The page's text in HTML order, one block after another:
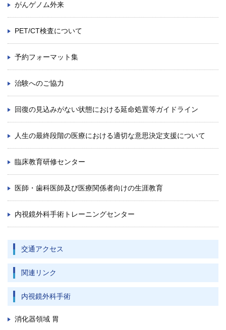
がんゲノム外来
PET/CT検査について
予約フォーマット集
治験へのご協力
回復の見込みがない状態における延命処置等ガイドライン
人生の最終段階の医療における適切な意思決定支援について
臨床教育研修センター
医師・歯科医師及び医療関係者向けの生涯教育
内視鏡外科手術トレーニングセンター
交通アクセス
関連リンク
内視鏡外科手術
消化器領域 胃